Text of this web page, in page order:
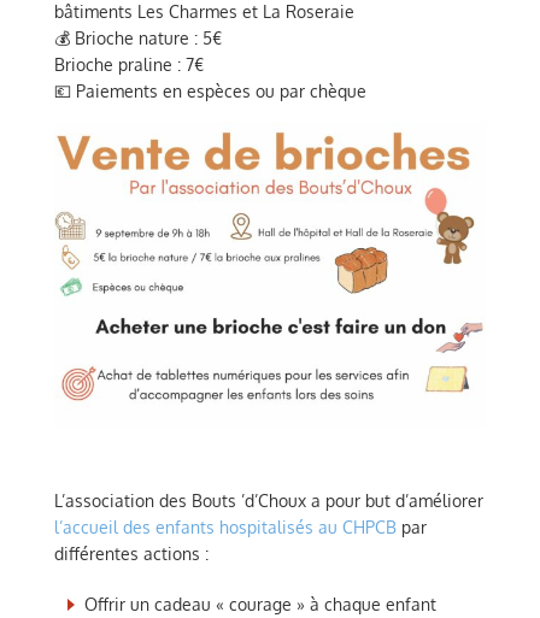
bâtiments Les Charmes et La Roseraie
💰 Brioche nature : 5€
Brioche praline : 7€
💶 Paiements en espèces ou par chèque
L’association des Bouts ’d’Choux a pour but d’améliorer
l’accueil des enfants hospitalisés au CHPCBpar
différentes actions :
Offrir un cadeau « courage » à chaque enfant